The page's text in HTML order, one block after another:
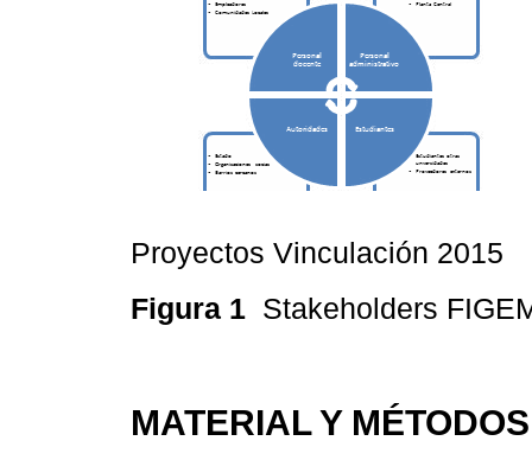
Proyectos Vinculación 2015
Figura 1 Stakeholders
MATERIAL Y MÉTODOS